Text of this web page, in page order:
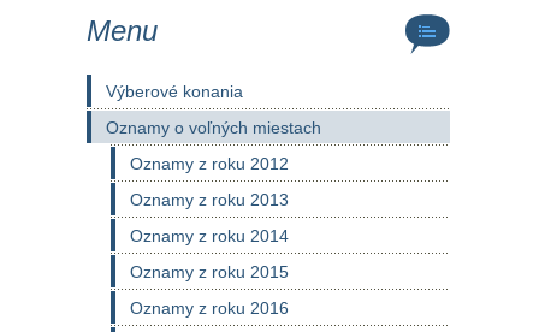
Menu
Výberové konania
Oznamy o voľných miestach
Oznamy z roku 2012
Oznamy z roku 2013
Oznamy z roku 2014
Oznamy z roku 2015
Oznamy z roku 2016